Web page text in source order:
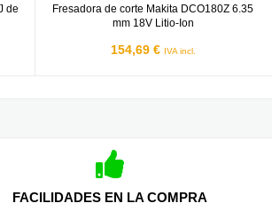
de
Fresadora de corte Makita DCO180Z 6.35
mm 18V Litio-Ion
154,69 € IVA incl.
FACILIDADES EN LA COMPRA